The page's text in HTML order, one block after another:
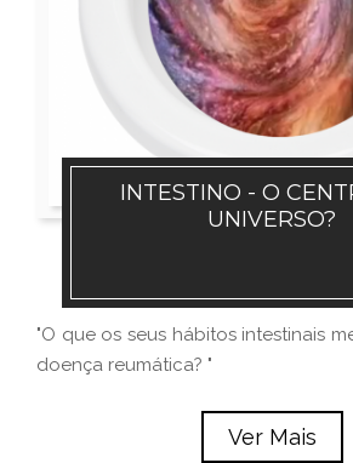
INTESTINO - O
UNIVERSO?
"O que os seus hábitos intestinais
doença reumática? "
Ver Mais